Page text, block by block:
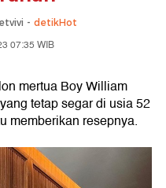
- detikHot
07:35 WIB
mertua Boy William
tetap segar di usia 52
memberikan resepnya.